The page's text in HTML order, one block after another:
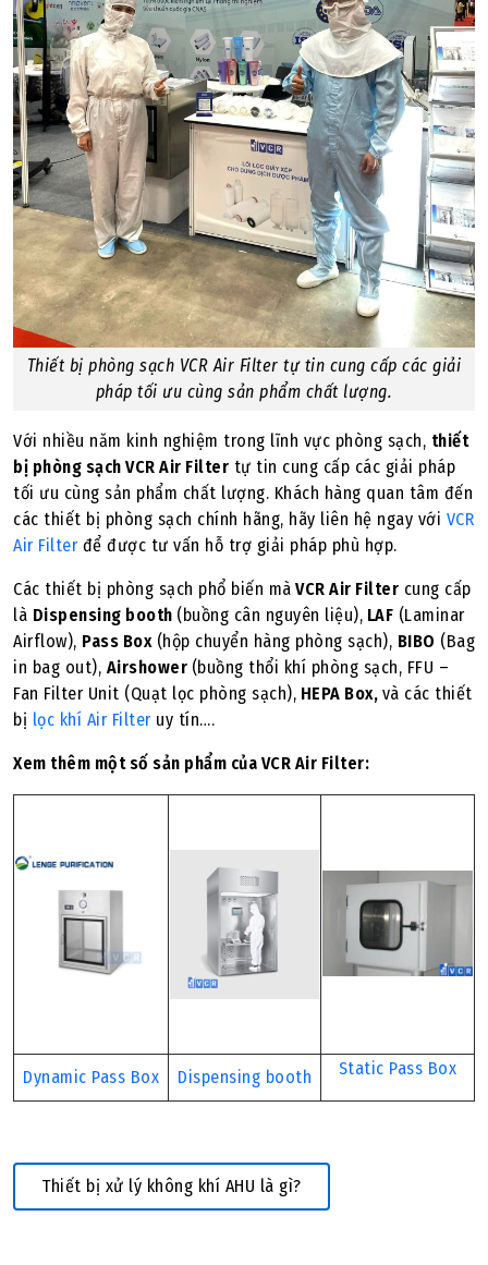
Thiết bị phòng sạch VCR Air Filter tự tin cung cấp các giải
pháp tối ưu cùng sản phẩm chất lượng.
Với nhiều năm kinh nghiệm trong lĩnh vực phòng sạch, thiết
bị phòng sạch VCR Air Filter tự tin cung cấp các giải pháp
tối ưu cùng sản phẩm chất lượng. Khách hàng quan tâm đến
các thiết bị phòng sạch chính hãng, hãy liên hệ ngay với VCR
Air Filter để được tư vấn hỗ trợ giải pháp phù hợp.
Các thiết bị phòng sạch phổ biến mà VCR Air Filter cung cấp
là Dispensing booth (buồng cân nguyên liệu), LAF (Laminar
Airflow), Pass Box(hộp chuyển hàng phòng sạch), BIBO (Bag
in bag out), Airshower (buồng thổi khí phòng sạch, FFU –
Fan Filter Unit (Quạt lọc phòng sạch), HEPA Box, và các thiết
bị lọc khí Air Filteruy tín….
Xem thêm một số sản phẩm của VCR Air Filter:
Dynamic Pass Box Dispensing booth Static Pass Box
Thiết bị xử lý không khí AHU là gì?